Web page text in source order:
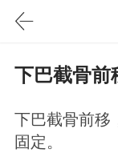
下巴截骨前
下巴截骨前移
固定。